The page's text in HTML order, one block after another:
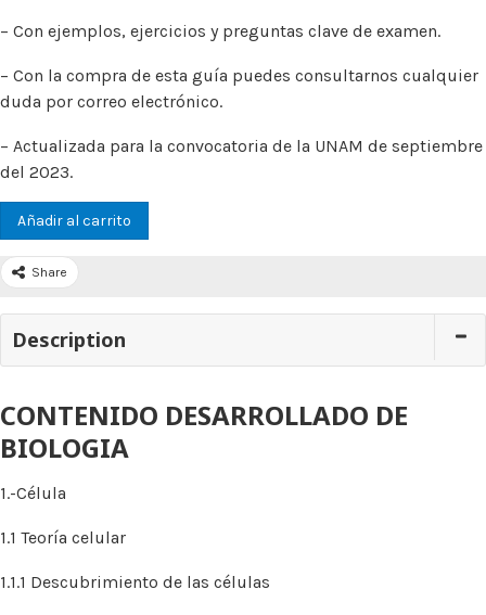
– Con ejemplos, ejercicios y preguntas clave de examen.
– Con la compra de esta guía puedes consultarnos cualquier
duda por correo electrónico.
– Actualizada para la convocatoria de la UNAM de septiembre
del 2023.
Añadir al carrito
Share
Description
CONTENIDO DESARROLLADO DE
BIOLOGIA
1.-Célula
1.1 Teoría celular
1.1.1 Descubrimiento de las células